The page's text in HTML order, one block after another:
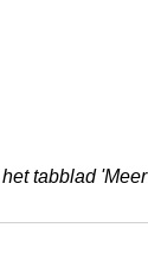
tabblad